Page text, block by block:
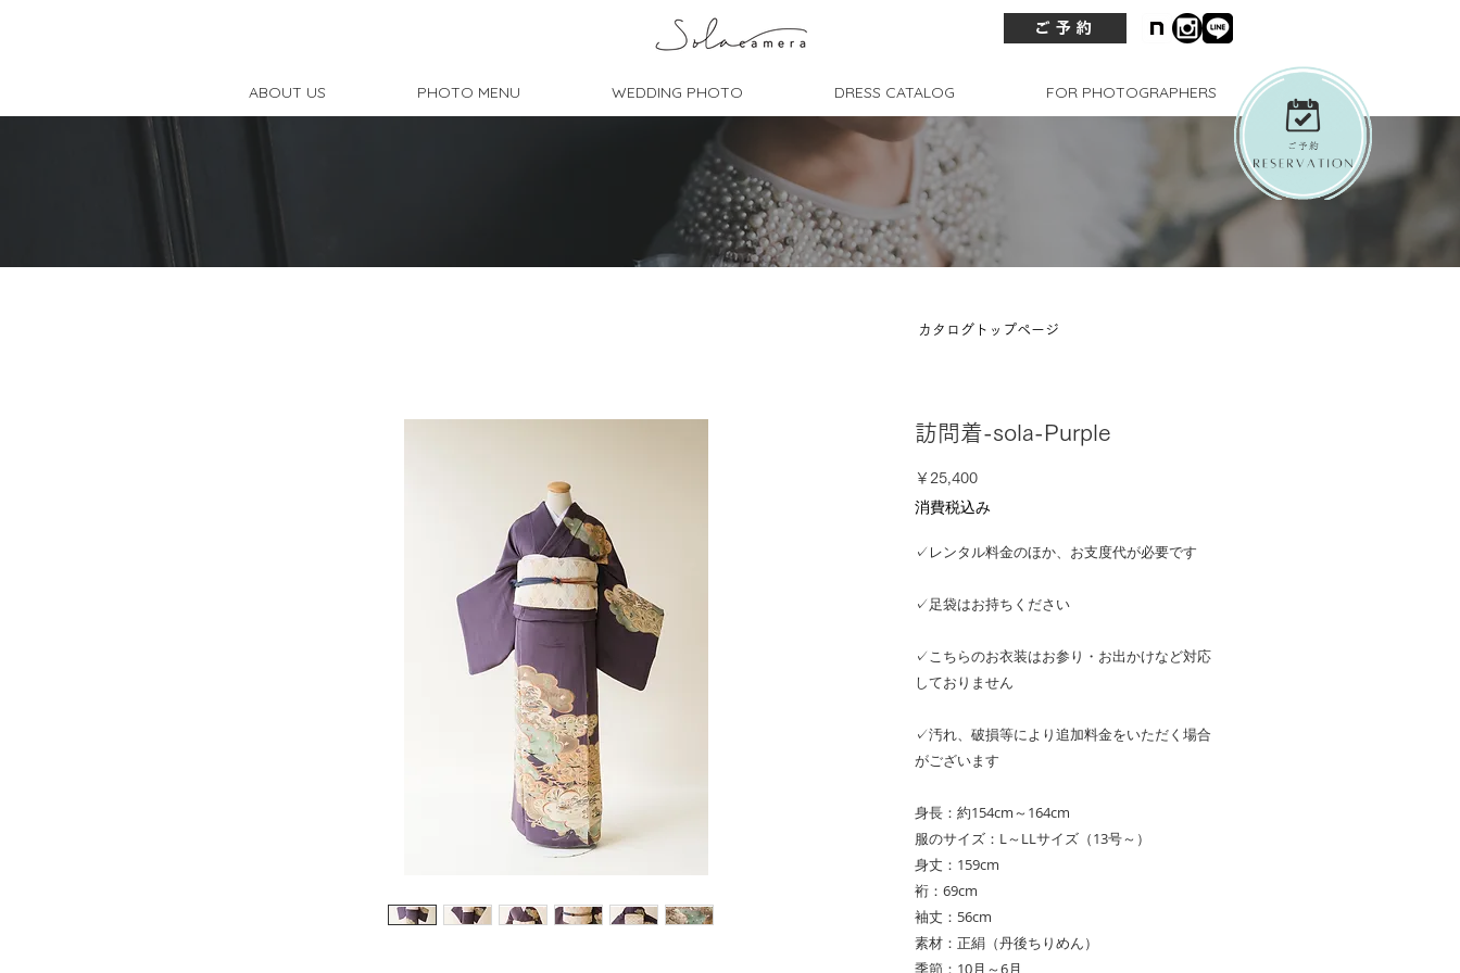
ご予約
ABOUT US PHOTO MENU WEDDING PHOTO DRESS CATALOG FOR PHOTOGRAPHERS
訪問着-sola-Purple
￥25,400価
消費税込み
✓レンタル料金のほか、お支度代が必要です
✓足袋はお持ちください
✓こちらのお衣装はお参り・お出かけなど対応
しておりません
✓汚れ、破損等により追加料金をいただく場合
がございます
身長：約154cm～164cm
服のサイズ：L～LLサイズ（13号～）
身丈：159cm
裄：69cm
袖丈：56cm
素材：正絹（丹後ちりめん）
季節：10月～6月
カタログトップページ